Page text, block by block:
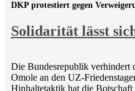
Solidarität lässt
DKP protestiert gegen
Die Bundesrepublik verhindert
Omole an den UZ-
Hinhaltetaktik hat die